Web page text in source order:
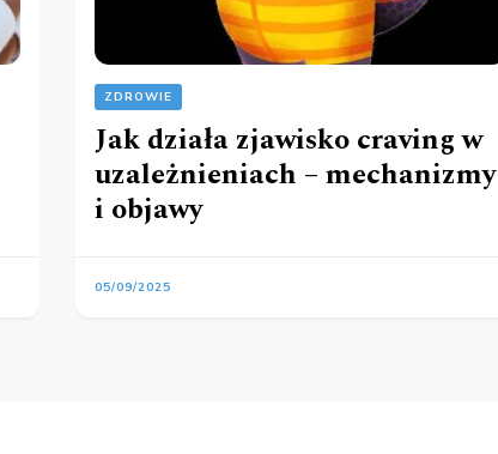
ZDROWIE
Jak działa zjawisko craving w
uzależnieniach – mechanizmy
i objawy
05/09/2025